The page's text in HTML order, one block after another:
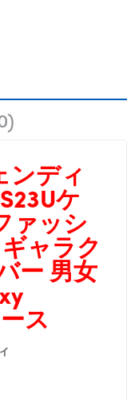
ンディ
ケ
ァッシ
ャラク
ー 男女
ス